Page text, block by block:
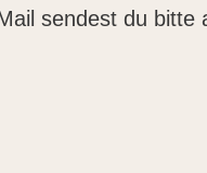
sendest du bitte